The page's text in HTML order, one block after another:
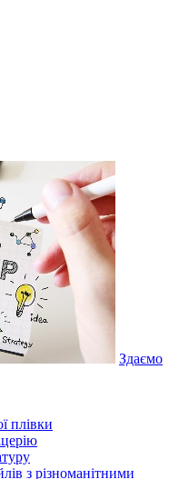
Здаємо
плівки
з різноманітними